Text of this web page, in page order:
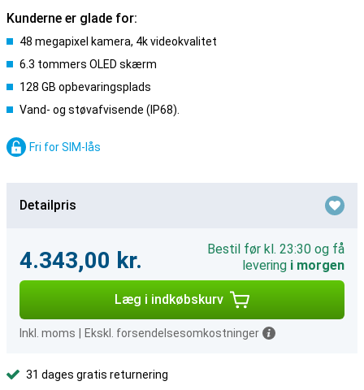
Kunderne er glade for:
48 megapixel kamera, 4k videokvalitet
6.3 tommers OLED skærm
128 GB opbevaringsplads
Vand- og støvafvisende (IP68).
Fri for SIM-lås
Detailpris
4.343,00 kr.
Bestil før kl. 23:30 og få
levering i morgen
Læg i indkøbskurv
Inkl. moms Ekskl. forsendelsesomkostninger
31 dages gratis returnering